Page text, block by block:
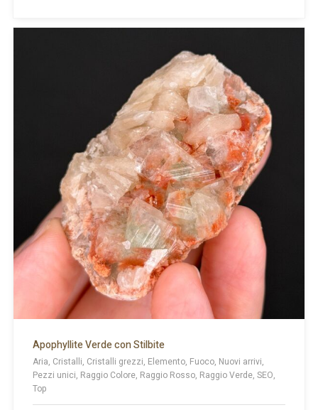
Apophyllite Verde con Stilbite
Aria, Cristalli, Cristalli grezzi, Elemento, Fuoco, Nuovi arrivi,
Pezzi unici, Raggio Colore, Raggio Rosso, Raggio Verde, SEO,
Top